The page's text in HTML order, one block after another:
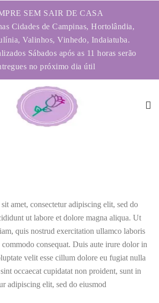
SEM SAIR DE CASA
Cidades de Campinas, Hortolândia,
Valinhos, Vinhedo, Indaiatuba.
Sábados após as 11 horas serão
no próximo dia útil
amet, consectetur adipiscing elit, sed do
ut labore et dolore magna aliqua. Ut
quis nostrud exercitation ullamco laboris
consequat. Duis aute irure dolor in
velit esse cillum dolore eu fugiat nulla
occaecat cupidatat non proident, sunt in
adipiscing elit, sed do eiusmod